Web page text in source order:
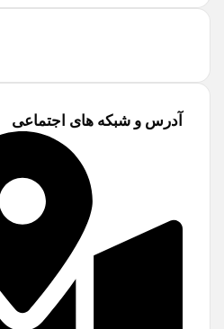
آدرس و شبکه های اجتماعی